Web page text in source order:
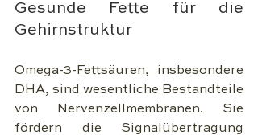
Gesunde Fette für die
Gehirnstruktur
Omega-3-Fettsäuren, insbesondere
DHA, sind wesentliche Bestandteile
von Nervenzellmembranen. Sie
fördern die Signalübertragung